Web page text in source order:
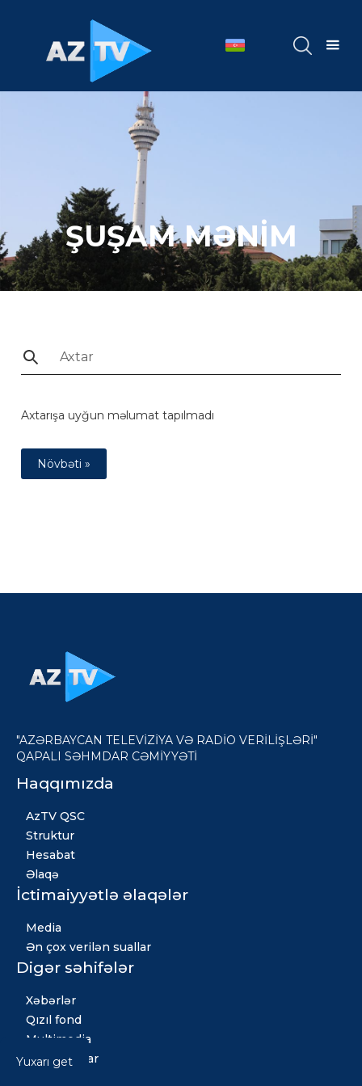
ŞUŞAM MƏNİM
Axtarışa uyğun məlumat tapılmadı
Növbəti »
"AZƏRBAYCAN TELEVİZİYA VƏ RADİO VERİLİŞLƏRİ"
QAPALI SƏHMDAR CƏMİYYƏTİ
Haqqımızda
AzTV QSC
Struktur
Hesabat
Əlaqə
İctimaiyyətlə əlaqələr
Media
Ən çox verilən suallar
Digər səhifələr
Xəbərlər
Qızıl fond
Multimedia
Vakansiyalar
Yuxarı get